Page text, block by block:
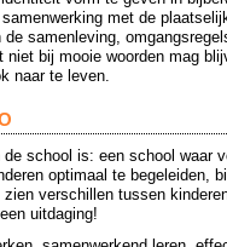
met de
de samenleving,
niet bij mooie woorden mag
naar te leven.
de school is: een school waar
optimaal te begeleiden,
verschillen tussen
uitdaging!